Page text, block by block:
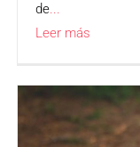
de...
Leer más